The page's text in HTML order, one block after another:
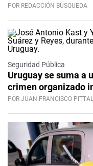
POR REDACCIÓN BÚSQUEDA
Seguridad Pública
Uruguay se suma a
crimen organizado
POR JUAN FRANCISCO